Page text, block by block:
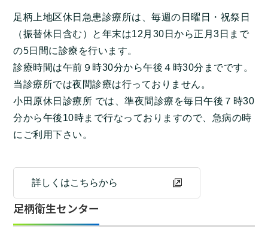
足柄上地区休日急患診療所は、毎週の日曜日・祝祭日
（振替休日含む）と年末は12月30日から正月3日まで
の5日間に診療を行います。
診療時間は午前９時30分から午後４時30分までです。
当診療所では夜間診療は行っておりません。
小田原休日診療所 では、準夜間診療を毎日午後７時30
分から午後10時まで行なっておりますので、急病の時
にご利用下さい。
詳しくはこちらから
足柄衛生センター